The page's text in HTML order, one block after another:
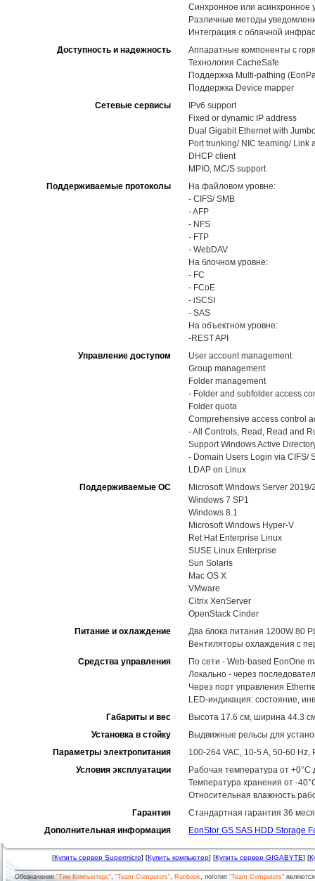
Синхронное или асинхронное
Различные методы
Интеграция с облачной
Доступность и надежность
Аппаратные компоненты с
Технология CacheSafe
Поддержка Multi-pathing
Поддержка Device mapper
Сетевые сервисы
IPv6 support
Fixed or dynamic IP address
Dual Gigabit Ethernet with
Port trunking/ NIC teaming/ Link
DHCP client
MPIO, MC/S support
Поддерживаемые протоколы
На файловом уровне:
- CIFS/ SMB
- AFP
- NFS
- FTP
- WebDAV
На блочном уровне:
- FC
- FCoE
- iSCSI
- SAS
На объектном уровне:
-REST API
Управление доступом
User account management
Group management
Folder management
- Folder and subfolder access
Folder quota
Comprehensive access control
- All Controls, Read, Read and
Support Windows Active
- Domain Users Login via CIFS/
LDAP on Linux
Поддерживаемые ОС
Microsoft Windows Server
Windows 7 SP1
Windows 8.1
Microsoft Windows Hyper-V
Ret Hat Enterprise Linux
SUSE Linux Enterprise
Sun Solaris
Mac OS X
VMware
Citrix XenServer
OpenStack Cinder
Питание и охлаждение
Два блока питания 1200W 80
Вентиляторы охлаждения с
Средства управления
По сети - Web-based EonOne
Локально - через
Через порт управления
LED-индикация: состояние,
Габариты и вес
Высота 17.6 см, ширина 44.3
Установка в стойку
Выдвижные рельсы для
Параметры электропитания
100-264 VAC, 10-5 A, 50-60 Hz,
Условия эксплуатации
Рабочая температура от +0°C
Температура хранения от -
Относительная влажность
Гарантия
Стандартная гарантия 36
Дополнительная информация
EonStor GS SAS HDD Storage
[Купить сервер Supermicro] [Купить компьютер] [Купить сервер GIGABYTE] [
Обозначения"Тим Компьютерс", "Team Computers", Runbook, логотип "Team Computers"